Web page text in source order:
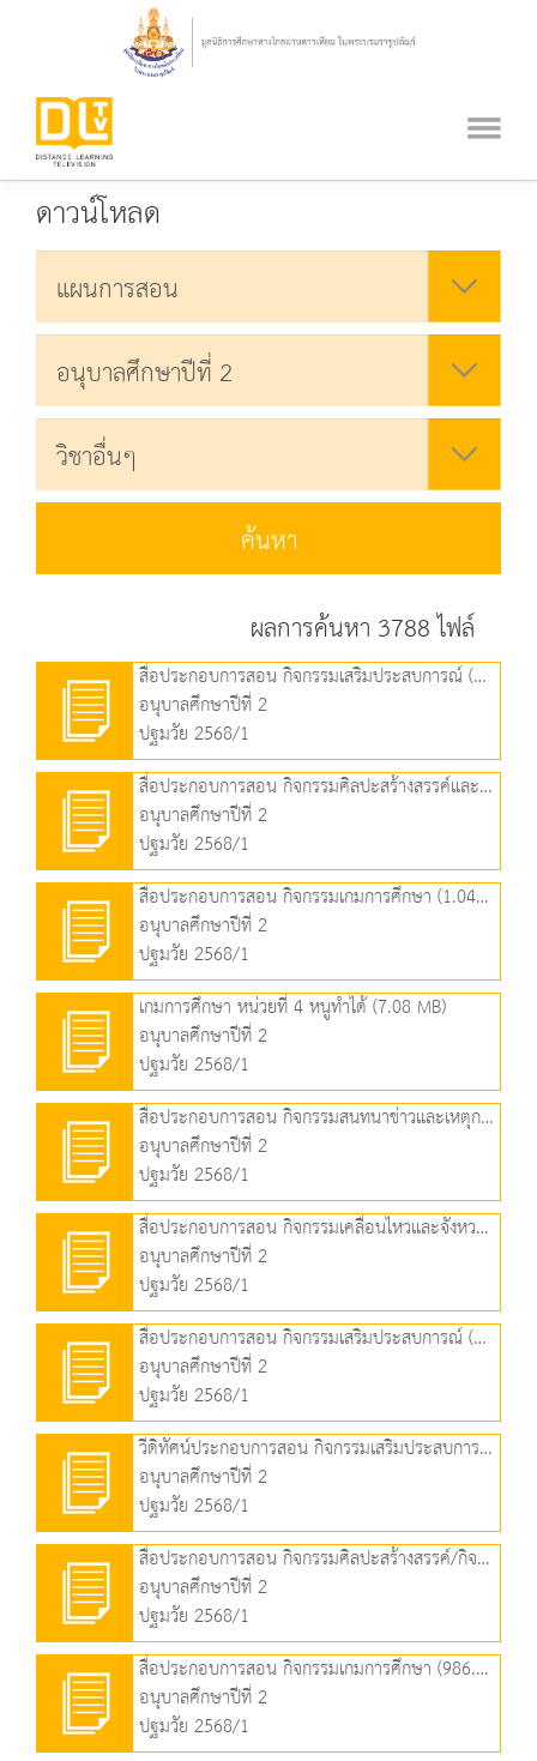
ดาวน์โหลด
ค้นหา
ผลการค้นหา 3788 ไฟล์
สื่อประกอบการสอน กิจกรรมเสริมประสบการณ์ (1.31 MB)
อนุบาลศึกษาปีที่ 2
ปฐมวัย 2568/1
สื่อประกอบการสอน กิจกรรมศิลปะสร้างสรรค์และเล่นตามมุม (2.75 MB)
อนุบาลศึกษาปีที่ 2
ปฐมวัย 2568/1
สื่อประกอบการสอน กิจกรรมเกมการศึกษา (1.04 MB)
อนุบาลศึกษาปีที่ 2
ปฐมวัย 2568/1
เกมการศึกษา หน่วยที่ 4 หนูทำได้ (7.08 MB)
อนุบาลศึกษาปีที่ 2
ปฐมวัย 2568/1
สื่อประกอบการสอน กิจกรรมสนทนาข่าวและเหตุการณ์ (1.38 MB)
อนุบาลศึกษาปีที่ 2
ปฐมวัย 2568/1
สื่อประกอบการสอน กิจกรรมเคลื่อนไหวและจังหวะ (959.86 KB)
อนุบาลศึกษาปีที่ 2
ปฐมวัย 2568/1
สื่อประกอบการสอน กิจกรรมเสริมประสบการณ์ (2.80 MB)
อนุบาลศึกษาปีที่ 2
ปฐมวัย 2568/1
วีดิทัศน์ประกอบการสอน กิจกรรมเสริมประสบการณ์ (35.98 MB)
อนุบาลศึกษาปีที่ 2
ปฐมวัย 2568/1
สื่อประกอบการสอน กิจกรรมศิลปะสร้างสรรค์/กิจกรรมเล่นตามมุม (2.76 MB)
อนุบาลศึกษาปีที่ 2
ปฐมวัย 2568/1
สื่อประกอบการสอน กิจกรรมเกมการศึกษา (986.18 KB)
อนุบาลศึกษาปีที่ 2
ปฐมวัย 2568/1